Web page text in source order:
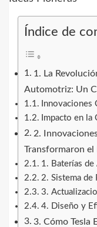
Índice de
1. La
Automotriz: Un
Innovaciones
Impacto en la
2.
Transformaron
1. Baterías de
2. Sistema de
3.
4. Diseño y
3. Cómo Tesla